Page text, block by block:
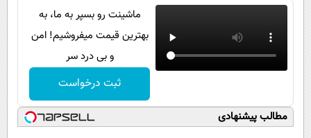
ماشینت رو بسپر به ما، به
بهترین قیمت میفروشیم! امن
و بی درد سر
ثبت درخواست
مطالب پیشنهادی